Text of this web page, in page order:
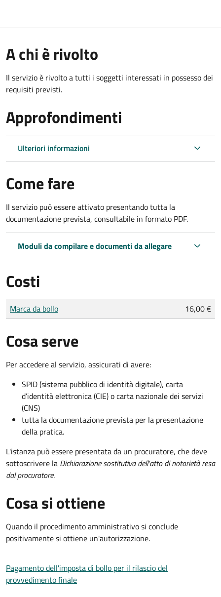
A chi è rivolto
Il servizio è rivolto a tutti i soggetti interessati in possesso dei
requisiti previsti.
Approfondimenti
Ulteriori informazioni
Come fare
Il servizio può essere attivato presentando tutta la
documentazione prevista, consultabile in formato PDF.
Moduli da compilare e documenti da allegare
Costi
Tipo di pagamento
Importo
Marca da bollo 16,00 €
Cosa serve
Per accedere al servizio, assicurati di avere:
SPID (sistema pubblico di identità digitale), carta
d’identità elettronica (CIE) o carta nazionale dei servizi
(CNS)
tutta la documentazione prevista per la presentazione
della pratica.
L'istanza può essere presentata da un procuratore, che deve
sottoscrivere la Dichiarazione sostitutiva dell'atto di notorietà resa
dal procuratore.
Cosa si ottiene
Quando il procedimento amministrativo si conclude
positivamente si ottiene un'autorizzazione.
Pagamento dell'imposta di bollo per il rilascio del
provvedimento finale